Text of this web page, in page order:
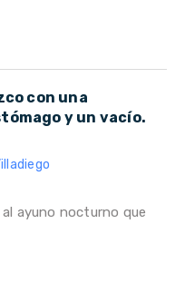
con una
y un vacío.
ayuno nocturno que